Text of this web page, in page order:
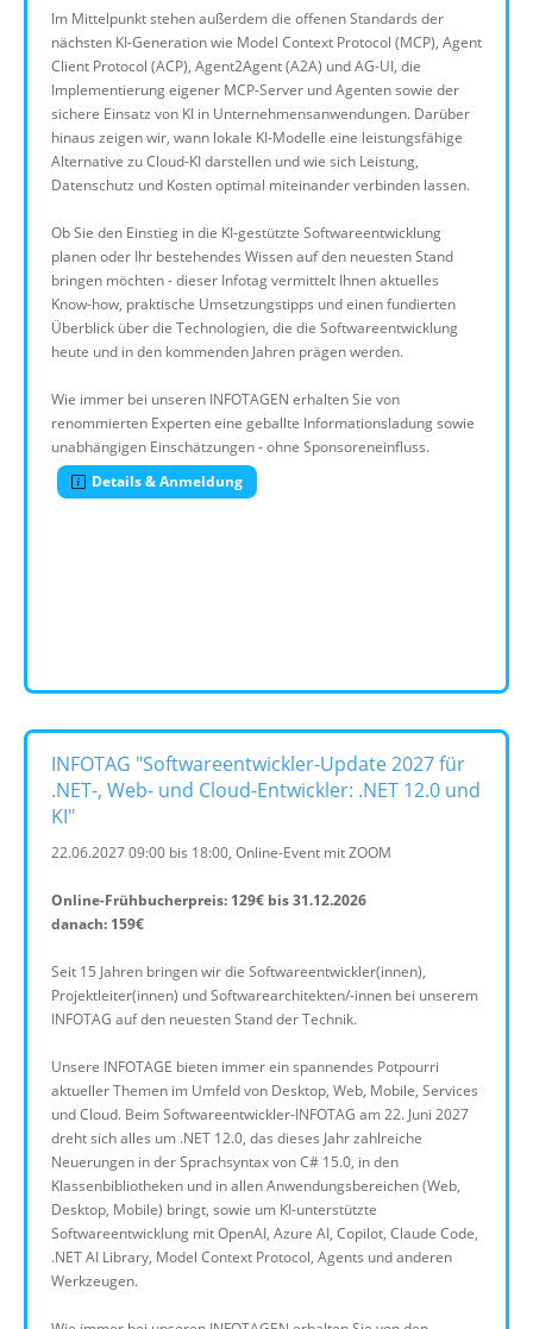
Im Mittelpunkt stehen außerdem die offenen Standards der
nächsten KI-Generation wie Model Context Protocol (MCP), Agent
Client Protocol (ACP), Agent2Agent (A2A) und AG-UI, die
Implementierung eigener MCP-Server und Agenten sowie der
sichere Einsatz von KI in Unternehmensanwendungen. Darüber
hinaus zeigen wir, wann lokale KI-Modelle eine leistungsfähige
Alternative zu Cloud-KI darstellen und wie sich Leistung,
Datenschutz und Kosten optimal miteinander verbinden lassen.
Ob Sie den Einstieg in die KI-gestützte Softwareentwicklung
planen oder Ihr bestehendes Wissen auf den neuesten Stand
bringen möchten - dieser Infotag vermittelt Ihnen aktuelles
Know-how, praktische Umsetzungstipps und einen fundierten
Überblick über die Technologien, die die Softwareentwicklung
heute und in den kommenden Jahren prägen werden.
Wie immer bei unseren INFOTAGEN erhalten Sie von
renommierten Experten eine geballte Informationsladung sowie
unabhängigen Einschätzungen - ohne Sponsoreneinfluss.
Details & Anmeldung
INFOTAG "Softwareentwickler-Update 2027 für
.NET-, Web- und Cloud-Entwickler: .NET 12.0 und
KI"
22.06.2027 09:00 bis 18:00, Online-Event mit ZOOM
Online-Frühbucherpreis: 129€ bis 31.12.2026
danach: 159€
Seit 15 Jahren bringen wir die Softwareentwickler(innen),
Projektleiter(innen) und Softwarearchitekten/-innen bei unserem
INFOTAG auf den neuesten Stand der Technik.
Unsere INFOTAGE bieten immer ein spannendes Potpourri
aktueller Themen im Umfeld von Desktop, Web, Mobile, Services
und Cloud. Beim Softwareentwickler-INFOTAG am 22. Juni 2027
dreht sich alles um .NET 12.0, das dieses Jahr zahlreiche
Neuerungen in der Sprachsyntax von C# 15.0, in den
Klassenbibliotheken und in allen Anwendungsbereichen (Web,
Desktop, Mobile) bringt, sowie um KI-unterstützte
Softwareentwicklung mit OpenAI, Azure AI, Copilot, Claude Code,
.NET AI Library, Model Context Protocol, Agents und anderen
Werkzeugen.